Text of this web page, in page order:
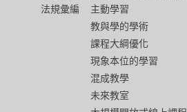
法規彙編
主動學習
教與學的學術
課程大綱優化
現象本位的學習
混成教學
未來教室